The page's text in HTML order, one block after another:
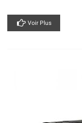
Voir Plus